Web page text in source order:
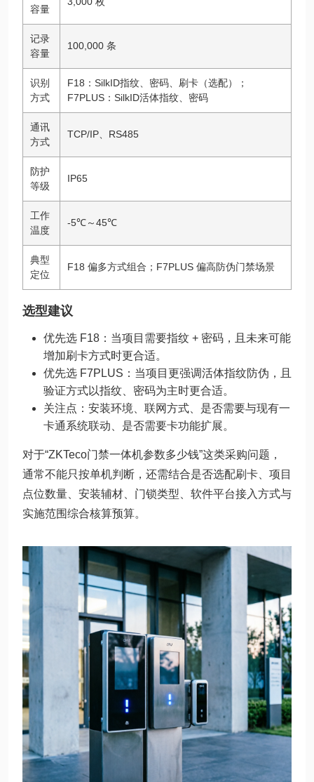
容量
记录
容量
100,000 条
识别
方式
F18：SilkID指纹、密码、刷卡（选配）；
F7PLUS：SilkID活体指纹、密码
通讯
方式
TCP/IP、RS485
防护
等级
IP65
工作
温度
-5℃～45℃
典型
定位
F18 偏多方式组合；F7PLUS 偏高防伪门禁场景
选型建议
优先选 F18：当项目需要指纹 + 密码，且未来可能
增加刷卡方式时更合适。
优先选 F7PLUS：当项目更强调活体指纹防伪，且
验证方式以指纹、密码为主时更合适。
关注点：安装环境、联网方式、是否需要与现有一
卡通系统联动、是否需要卡功能扩展。
对于“ZKTeco门禁一体机参数多少钱”这类采购问题，
通常不能只按单机判断，还需结合是否选配刷卡、项目
点位数量、安装辅材、门锁类型、软件平台接入方式与
实施范围综合核算预算。